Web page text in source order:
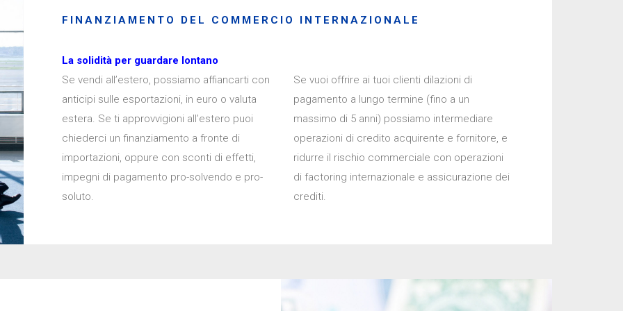
FINANZIAMENTO DEL COMMERCIO INTERNAZIONALE
La solidità per guardare lontano
Se vendi all’estero, possiamo affiancarti con
anticipi sulle esportazioni, in euro o valuta
estera. Se ti approvvigioni all’estero puoi
chiederci un finanziamento a fronte di
importazioni, oppure con sconti di effetti,
impegni di pagamento pro-solvendo e pro-
soluto.
Se vuoi offrire ai tuoi clienti dilazioni di
pagamento a lungo termine (fino a un
massimo di 5 anni) possiamo intermediare
operazioni di credito acquirente e fornitore, e
ridurre il rischio commerciale con operazioni
di factoring internazionale e assicurazione dei
crediti.